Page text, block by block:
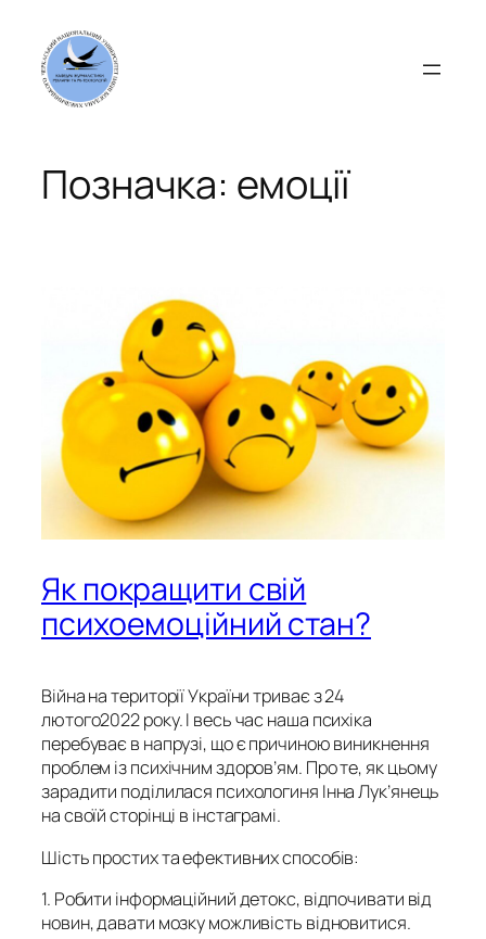
вмісту
Позначка: емоції
Як покращити свій
психоемоційний стан?
Війна на території України триває з 24
лютого2022 року. І весь час наша психіка
перебуває в напрузі, що є причиною виникнення
проблем із психічним здоров’ям. Про те, як цьому
зарадити поділилася психологиня Інна Лук’янець
на своїй сторінці в інстаграмі.
Шість простих та ефективних способів:
1. Робити інформаційний детокс, відпочивати від
новин, давати мозку можливість відновитися.